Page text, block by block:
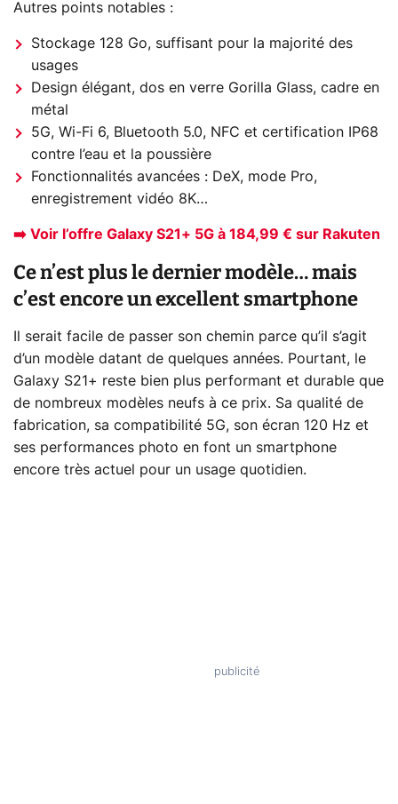
Autres points notables :
Stockage 128 Go, suffisant pour la majorité des
usages
Design élégant, dos en verre Gorilla Glass, cadre en
métal
5G, Wi-Fi 6, Bluetooth 5.0, NFC et certification IP68
contre l’eau et la poussière
Fonctionnalités avancées : DeX, mode Pro,
enregistrement vidéo 8K…
➡️ Voir l’offre Galaxy S21+ 5G à 184,99 € sur Rakuten
Ce n’est plus le dernier modèle… mais
c’est encore un excellent smartphone
Il serait facile de passer son chemin parce qu’il s’agit
d’un modèle datant de quelques années. Pourtant, le
Galaxy S21+ reste bien plus performant et durable que
de nombreux modèles neufs à ce prix. Sa qualité de
fabrication, sa compatibilité 5G, son écran 120 Hz et
ses performances photo en font un smartphone
encore très actuel pour un usage quotidien.